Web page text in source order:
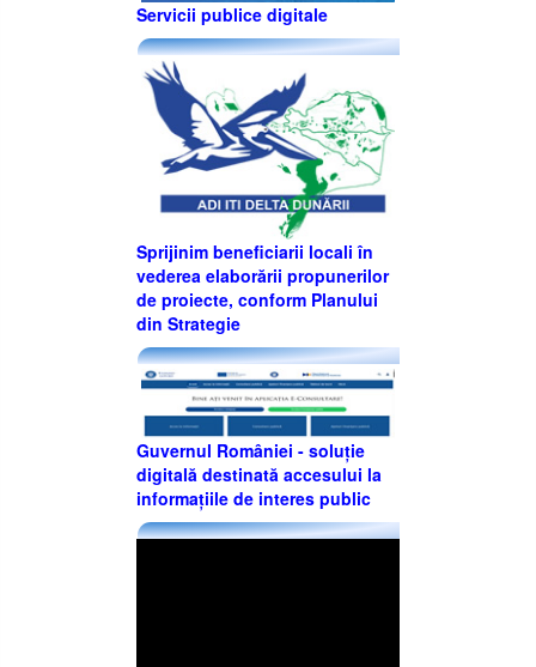
Servicii publice digitale
Sprijinim beneficiarii locali în
vederea elaborării propunerilor
de proiecte, conform Planului
din Strategie
Guvernul României - soluție
digitală destinată accesului la
informațiile de interes public